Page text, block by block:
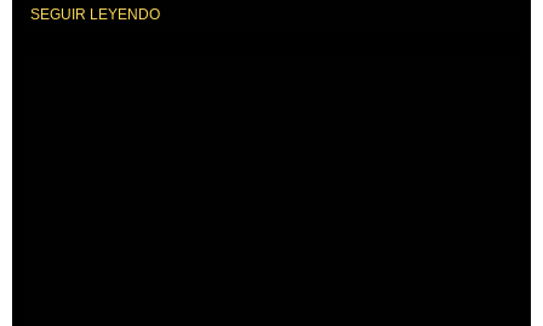
SEGUIR LEYENDO